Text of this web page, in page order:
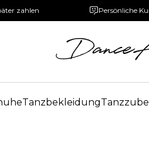
zahlen Persönliche
Tanzbekleidung